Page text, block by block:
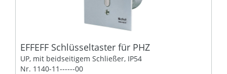
EFFEFF Schlüsseltaster für PHZ
UP, mit beidseitigem Schließer, IP54
Nr. 1140-11------00